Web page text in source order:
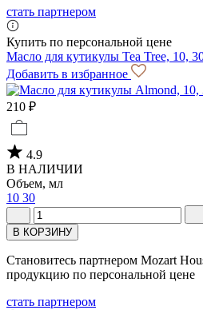
стать партнером
Купить по персональной цене
Масло для кутикулы Tea Tree, 10,
Добавить в избранное
210 ₽
4.9
В НАЛИЧИИ
Объем, мл
10 30
В КОРЗИНУ
Становитесь партнером Mozart
продукцию по персональной цене
стать партнером